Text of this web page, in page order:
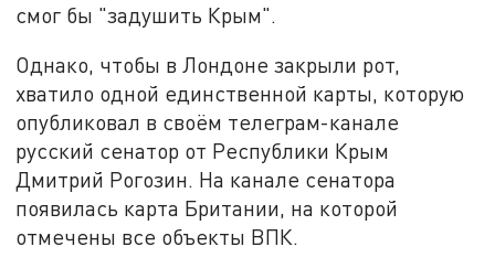
смог бы "задушить Крым".
Однако, чтобы в Лондоне закрыли рот,
хватило одной единственной карты, которую
опубликовал в своём телеграм-канале
русский сенатор от Республики Крым
Дмитрий Рогозин. На канале сенатора
появилась карта Британии, на которой
отмечены все объекты ВПК.